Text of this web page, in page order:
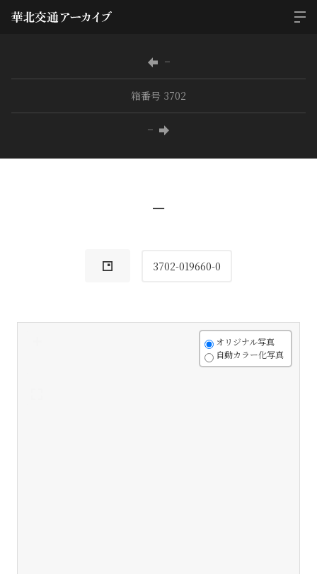
−
箱番号 3702
−
−
3702-019660-0
オリジナル写真
自動カラー化写真